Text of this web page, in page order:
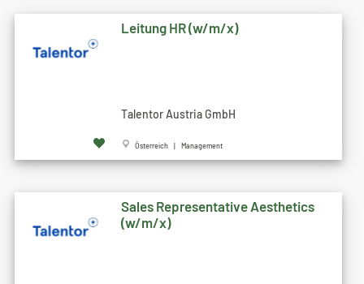
Leitung HR (w/m/x)
Talentor Austria GmbH
Österreich | Management
Sales Representative Aesthetics
(w/m/x)